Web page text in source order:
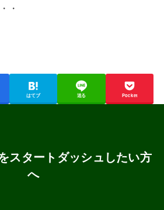
・
はてブ 送る Pocket
スタートダッシュしたい方
へ